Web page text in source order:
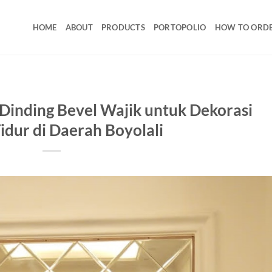
HOME ABOUT PRODUCTS PORTOPOLIO HOW TO
Bevel Wajik untuk Dekorasi
di Daerah Boyolali